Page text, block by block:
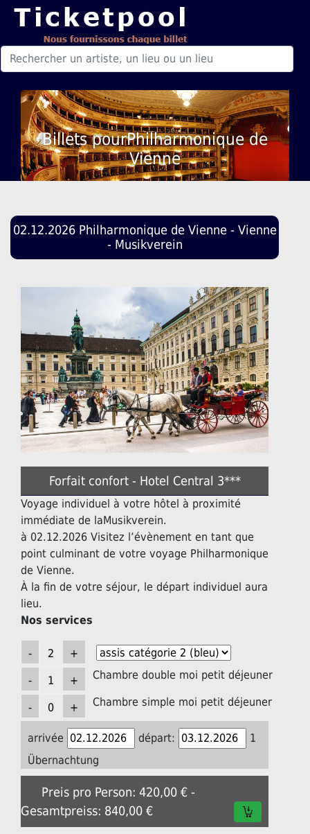
Billets pourPhilharmonique de
Vienne
02.12.2026 Philharmonique de Vienne - Vienne
- Musikverein
Forfait confort - Hotel Central 3***
Voyage individuel à votre hôtel à proximité
immédiate de laMusikverein.
à 02.12.2026 Visitez l’évènement en tant que
point culminant de votre voyage Philharmonique
de Vienne.
À la fin de votre séjour, le départ individuel aura
lieu.
Nos services
Chambre double moi petit déjeuner
Chambre simple moi petit déjeuner
arrivée départ:
1
Übernachtung
Preis pro Person: 420,00 € -
Gesamtpreiss: 840,00 €